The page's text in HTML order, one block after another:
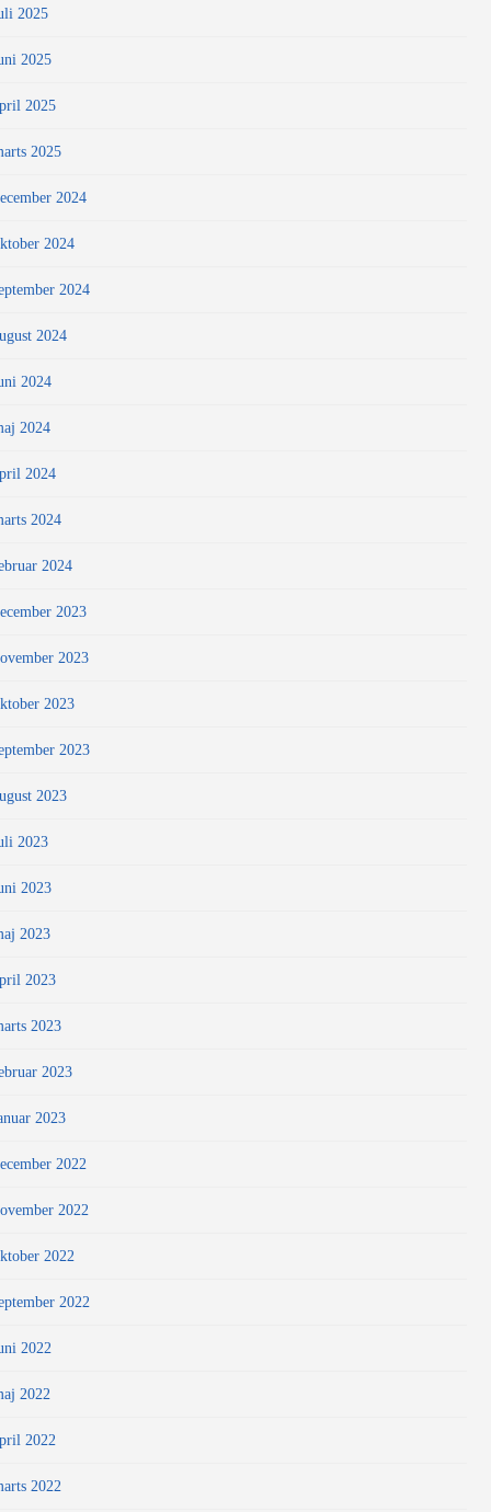
2025
2025
2025
2025
2024
2024
2024
2024
2024
2024
2024
2024
2024
2023
2023
2023
2023
2023
2023
2023
2023
2023
2023
2023
2023
2022
2022
2022
2022
2022
2022
2022
2022